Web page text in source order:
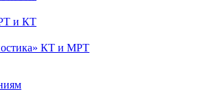
и КТ
КТ и МРТ